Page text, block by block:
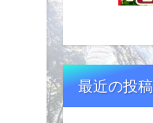
最近の投稿